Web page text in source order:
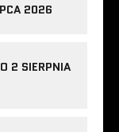
2026
2 SIERPNIA